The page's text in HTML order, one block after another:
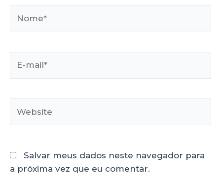
Salvar meus dados neste navegador para
a próxima vez que eu comentar.